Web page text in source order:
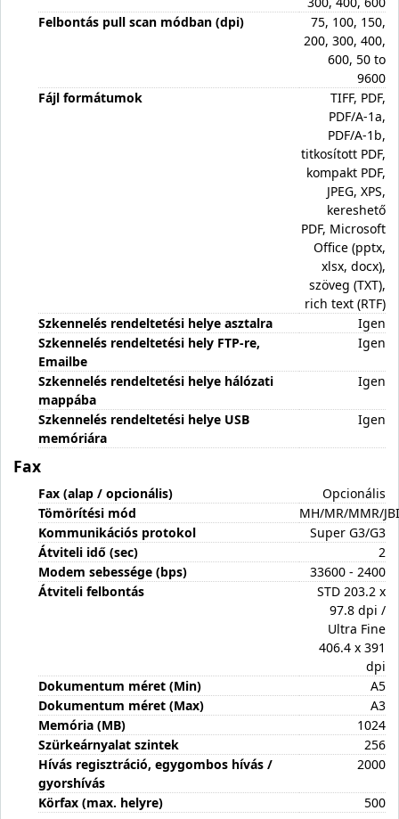
Felbontás pull scan módban (dpi)
75, 100, 150,
200, 300, 400,
600, 50 to
9600
Fájl formátumok
TIFF, PDF,
PDF/A-1a,
PDF/A-1b,
titkosított PDF,
kompakt PDF,
JPEG, XPS,
kereshető
PDF, Microsoft
Office (pptx,
xlsx, docx),
szöveg (TXT),
rich text (RTF)
Szkennelés rendeltetési helye asztalra
Igen
Szkennelés rendeltetési hely FTP-re,
Emailbe
Igen
Szkennelés rendeltetési helye hálózati
mappába
Igen
Szkennelés rendeltetési helye USB
memóriára
Igen
Fax
Fax (alap / opcionális)
Opcionális
Tömörítési mód
MH/MR/MMR/
Kommunikációs protokol
Super G3/G3
Átviteli idő (sec)
2
Modem sebessége (bps)
33600 - 2400
Átviteli felbontás
STD 203.2 x
97.8 dpi /
Ultra Fine
406.4 x 391
dpi
Dokumentum méret (Min)
A5
Dokumentum méret (Max)
A3
Memória (MB)
1024
Szürkeárnyalat szintek
256
Hívás regisztráció, egygombos hívás /
gyorshívás
2000
Körfax (max. helyre) 500